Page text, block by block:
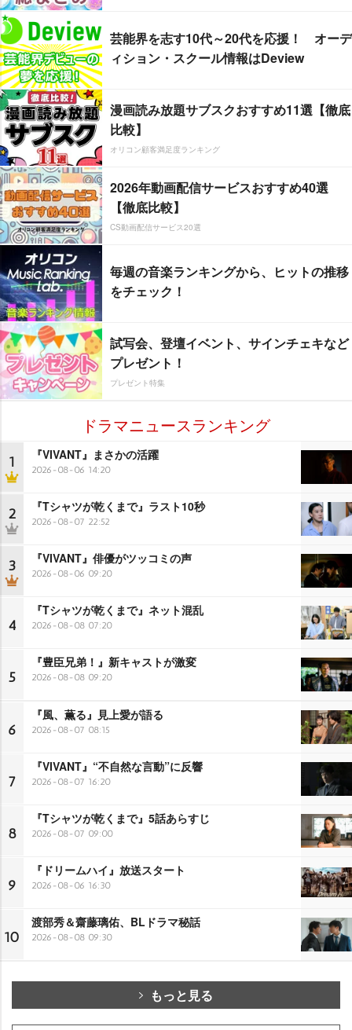
芸能界を志す10代～20代を応援！ オーデ
ィション・スクール情報はDeview
漫画読み放題サブスクおすすめ11選【徹底
比較】
オリコン顧客満足度ランキング
2026年動画配信サービスおすすめ40選
【徹底比較】
CS動画配信サービス20選
毎週の音楽ランキングから、ヒットの推移
をチェック！
試写会、登壇イベント、サインチェキなど
プレゼント！
プレゼント特集
ドラマニュースランキング
1 『VIVANT』まさかの活躍
2026-08-06 14:20
2 『Tシャツが乾くまで』ラスト10秒
2026-08-07 22:52
3 『VIVANT』俳優がツッコミの声
2026-08-06 09:20
4
『Tシャツが乾くまで』ネット混乱
2026-08-08 07:20
5
『豊臣兄弟！』新キャストが激変
2026-08-08 09:20
6
『風、薫る』見上愛が語る
2026-08-07 08:15
7
『VIVANT』“不自然な言動”に反響
2026-08-07 16:20
8
『Tシャツが乾くまで』5話あらすじ
2026-08-07 09:00
9
『ドリームハイ』放送スタート
2026-08-06 16:30
10
渡部秀＆齋藤璃佑、BLドラマ秘話
2026-08-08 09:30
もっと見る